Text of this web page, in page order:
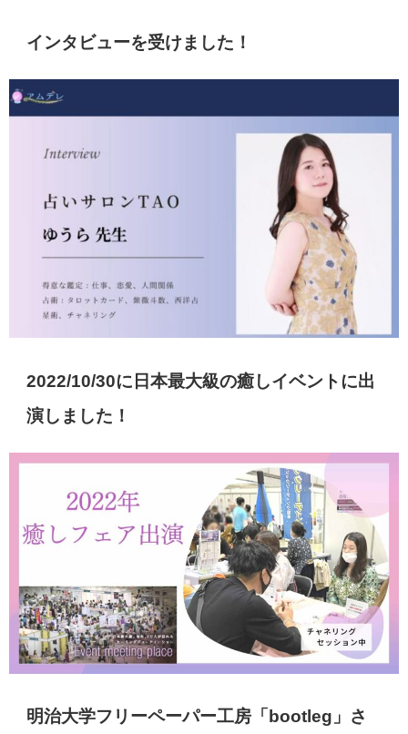
インタビューを受けました！
2022/10/30に日本最大級の癒しイベントに出
演しました！
明治大学フリーペーパー工房「bootleg」さ